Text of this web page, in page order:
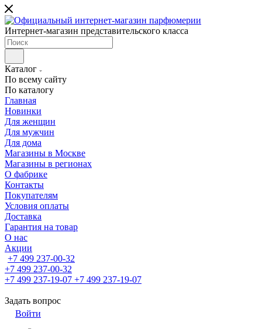
Интернет-магазин представительского класса
Каталог
По всему сайту
По каталогу
Главная
Новинки
Для женщин
Для мужчин
Для дома
Магазины в Москве
Магазины в регионах
О фабрике
Контакты
Покупателям
Условия оплаты
Доставка
Гарантия на товар
О нас
Акции
+7 499 237-00-32
+7 499 237-00-32
+7 499 237-19-07 +7 499 237-19-07
Задать вопрос
Войти